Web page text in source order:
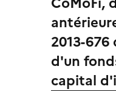
2013-
d'un
capital